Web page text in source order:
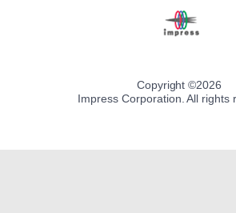
Copyright ©2026
Impress Corporation. All rights